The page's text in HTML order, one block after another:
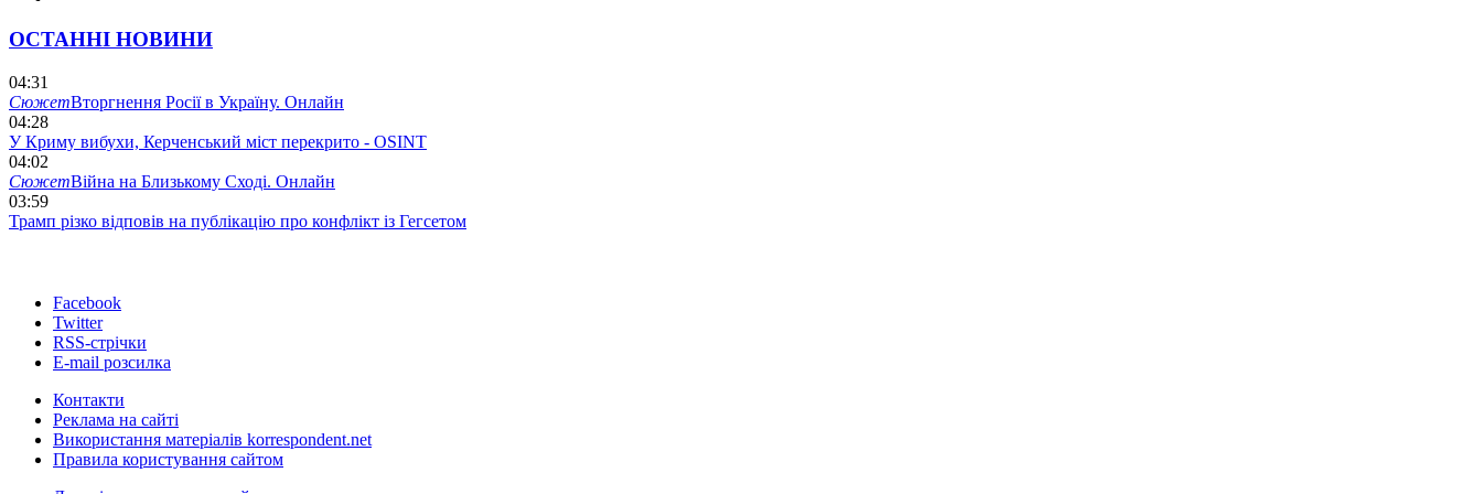
ОСТАННІ НОВИНИ
04:31
СюжетВторгнення Росії в Україну. Онлайн
04:28
У Криму вибухи, Керченський міст перекрито - OSINT
04:02
СюжетВійна на Близькому Сході. Онлайн
03:59
Трамп різко відповів на публікацію про конфлікт із Гегсетом
Facebook
Twitter
RSS-стрічки
E-mail розсилка
Контакти
Реклама на сайті
Використання матеріалів korrespondent.net
Правила користування сайтом